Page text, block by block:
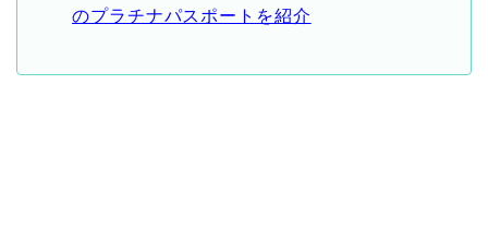
のプラチナパスポートを紹介